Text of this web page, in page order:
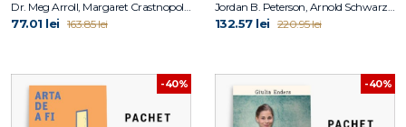
Dr. Meg Arroll, Margaret Crastnopol, Jasmin Lee Cori
77.01 lei 163.85 lei
Jordan B. Peterson, Arnold Schwarzanegger
132.57 lei 220.95 lei
-40% -40%